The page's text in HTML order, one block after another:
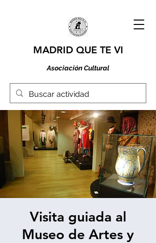
MADRID QUE TE VI
Asociación Cultural
Visita guiada al
Museo de Artes y